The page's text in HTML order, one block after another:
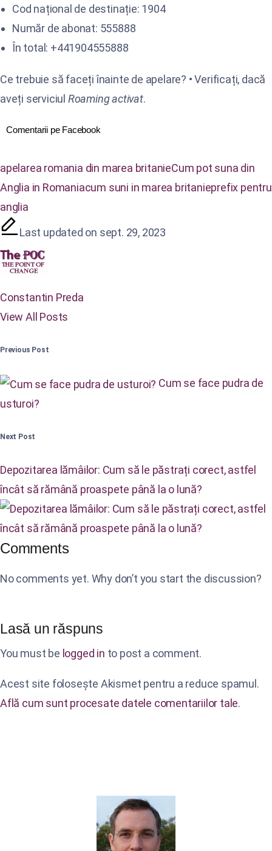
Cod național de destinație: 1904
Număr de abonat: 555888
În total: +441904555888
Ce trebuie să faceți înainte de apelare? • Verificați, dacă
aveți serviciul Roaming activat.
Comentarii pe Facebook
apelarea romania din marea britanieCum pot suna din
Anglia in Romaniacum suni in marea britanieprefix pentru
anglia
Last updated on sept. 29, 2023
Constantin Preda
View All Posts
Previous Post
Cum se face pudra de
usturoi?
Next Post
Depozitarea lămâilor: Cum să le păstrați corect, astfel
încât să rămână proaspete până la o lună?
Comments
No comments yet. Why don’t you start the discussion?
Lasă un răspuns
You must be logged in to post a comment.
Acest site folosește Akismet pentru a reduce spamul.
Află cum sunt procesate datele comentariilor tale.